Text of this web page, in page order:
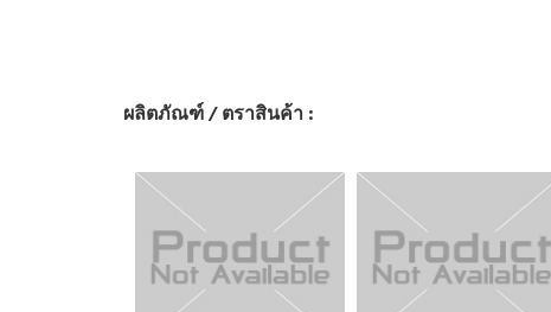
ผลิตภัณฑ์ / ตราสินค้า :